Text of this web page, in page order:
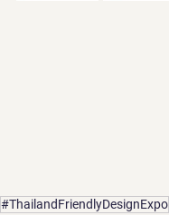
#ThailandFriendlyDesignExpo